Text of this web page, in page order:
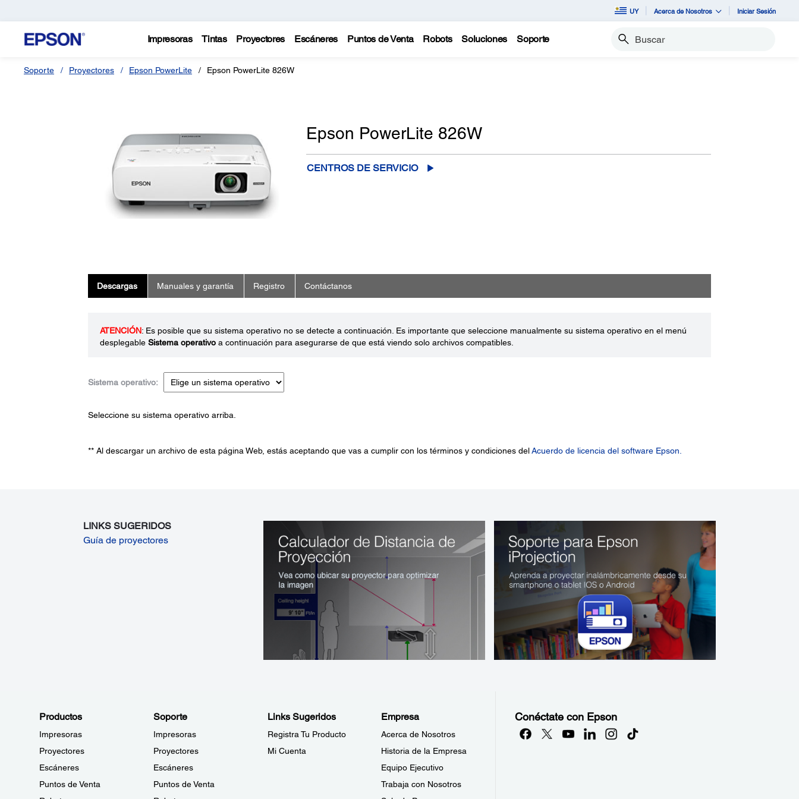
UY Acerca de Nosotros Iniciar Sesión
Impresoras Tintas Proyectores Escáneres Puntos de Venta Robots Soluciones Soporte Buscar
Soporte Proyectores Epson PowerLite Epson PowerLite 826W
Epson PowerLite 826W
CENTROS DE SERVICIO
Descargas Manuales y garantía Registro Contáctanos
ATENCIÓN: Es posible que su sistema operativo no se detecte a continuación. Es importante que seleccione manualmente su sistema operativo en el menú
desplegable Sistema operativoa continuación para asegurarse de que está viendo solo archivos compatibles.
Sistema operativo:
Seleccione su sistema operativo arriba.
** Al descargar un archivo de esta página Web, estás aceptando que vas a cumplir con los términos y condiciones delAcuerdo de licencia del software Epson.
LINKS SUGERIDOS
Guía de proyectores
Productos
Impresoras
Proyectores
Escáneres
Puntos de Venta
Soporte
Impresoras
Proyectores
Escáneres
Puntos de Venta
Links Sugeridos
Registra Tu Producto
Mi Cuenta
Empresa
Acerca de Nosotros
Historia de la Empresa
Equipo Ejecutivo
Trabaja con Nosotros
Conéctate con Epson